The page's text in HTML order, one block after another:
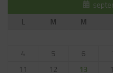
L
M M
4
5 6
11
12 13